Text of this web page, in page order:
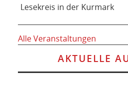
Lesekreis in der Kurmark
Alle Veranstaltungen
AKTUELLE